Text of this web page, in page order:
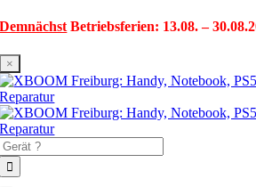
Zum
springen
Demnächst Betriebsferien: 13.08. –
×